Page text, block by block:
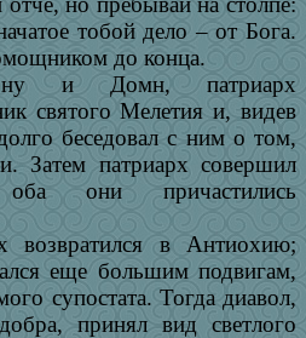
тобой дело – от Бога.
до конца.
и Домн, патриарх
святого Мелетия и, видев
беседовал с ним о том,
Затем патриарх совершил
они причастились
возвратился в Антиохию;
еще большим подвигам,
супостата. Тогда диавол,
принял вид светлого